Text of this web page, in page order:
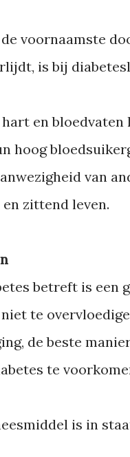
voornaamste
is bij
en
hoog
van
zittend leven.
betreft is een
te
de beste
te
is in